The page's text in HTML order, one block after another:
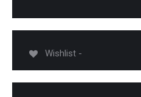
Wishlist -